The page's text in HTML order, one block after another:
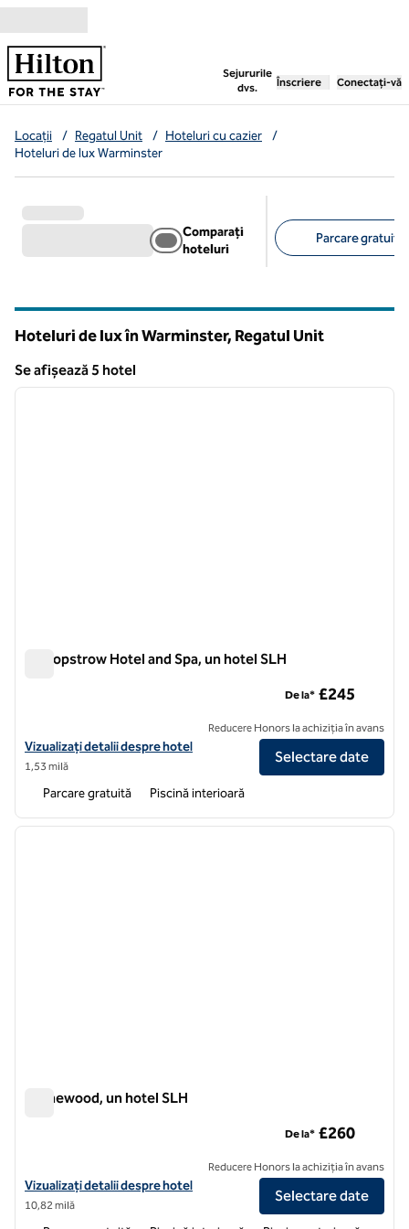
Salt la conținut
Sejururile
dvs.
, deschide o filă nouă
Înscriere Conectați-vă
Locații / Regatul Unit / Hoteluri cu cazier
/
Hoteluri de lux Warminster
Comparați
hoteluri
Parcare gratuită
Hoteluri de lux în Warminster, Regatul Unit
Se afișează 5 hotel
Se afișează 5 hotel
1 din 9
Bishopstrow Hotel and Spa, un hotel SLH
Vizualizați detaliile hotelului pentru Bishopstrow Hotel and Spa, un
Vizualizați detalii despre hotel
1,53 milă
De la* £245
Reducere Honors la achiziția în avans
Selectare date
Parcare gratuită Piscină interioară
1 din 12
Homewood, un hotel SLH
Vizualizați detaliile hotelului pentru Homewood, un hotel SLH
Vizualizați detalii despre hotel
10,82 milă
De la* £260
Reducere Honors la achiziția în avans
Selectare date